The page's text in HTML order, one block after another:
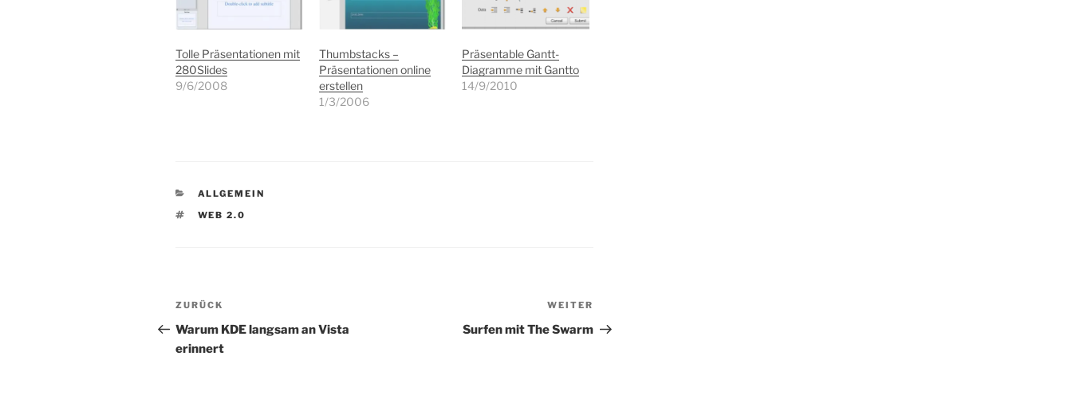
Tolle Präsentationen mit
280Slides
9/6/2008
Thumbstacks –
Präsentationen online
erstellen
1/3/2006
Präsentable Gantt-
Diagramme mit Gantto
14/9/2010
KATEGORIEN
ALLGEMEIN
SCHLAGWÖRTER
WEB 2.0
Beitragsnavigation
Vorheriger
Beitrag
ZURÜCK
Warum KDE langsam an Vista
erinnert
Beitrag
WEITER
Surfen mit The Swarm